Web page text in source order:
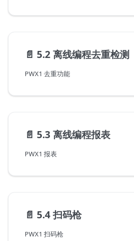
📄️ 5.2 离线编程去重检测
PWX1 去重功能
📄️ 5.3 离线编程报表
PWX1 报表
📄️ 5.4 扫码枪
PWX1 扫码枪